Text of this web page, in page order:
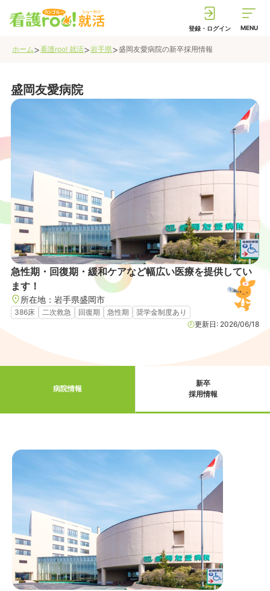
登録・ログイン MENU
ホーム>看護roo! 就活>岩手県>盛岡友愛病院の新卒採用情報
盛岡友愛病院
急性期・回復期・緩和ケアなど幅広い医療を提供してい
ます！
所在地：岩手県盛岡市
386床 二次救急 回復期 急性期
奨学金制度あり
更新日: 2026/06/18
病院情報
新卒
採用情報